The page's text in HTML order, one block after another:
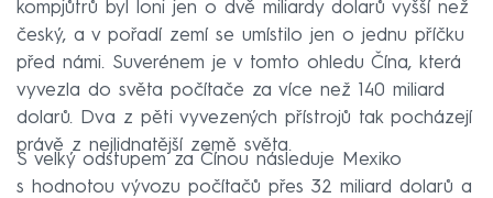
kompjůtrů byl loni jen o dvě miliardy dolarů vyšší než
český, a v pořadí zemí se umístilo jen o jednu příčku
před námi. Suverénem je v tomto ohledu Čína, která
vyvezla do světa počítače za více než 140 miliard
dolarů. Dva z pěti vyvezených přístrojů tak pocházejí
právě z nejlidnatější země světa.
S velký odstupem za Čínou následuje Mexiko
s hodnotou vývozu počítačů přes 32 miliard dolarů a